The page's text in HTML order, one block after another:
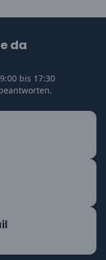
da
bis 17:30